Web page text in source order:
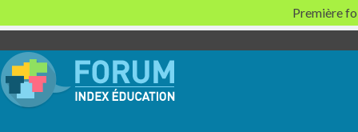
Première